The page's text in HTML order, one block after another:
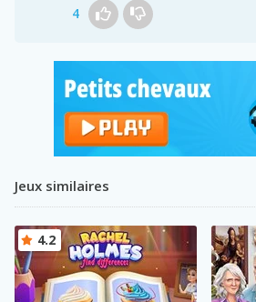
4
Jeux similaires
4.2